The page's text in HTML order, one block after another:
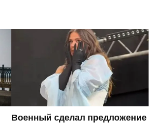
Военный сделал предложение